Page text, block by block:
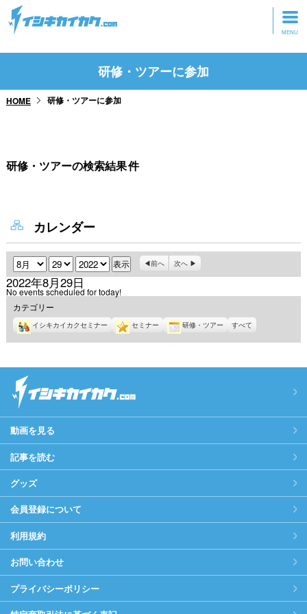
トップページ
研修・ツアーに参加
研修・ツアーに参加
HOME 研修・ツアーに参加
研修・ツアーの検索結果件
カレンダー
月 日 年 前へ 次へ
2022年8月29日
No events scheduled for today!
カテゴリー
イシキカイカクセミナー セミナー 研修・ツアー すべて
動画を見る
記事を読む
グッズ
会員登録について
利用規約
お問い合わせ
プライバシーポリシー